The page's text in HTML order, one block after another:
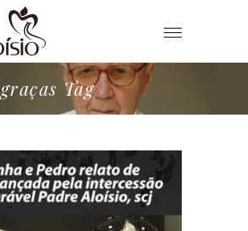
graças Tag